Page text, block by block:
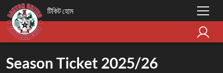
টিকিট হোম
Season Ticket 2025/26